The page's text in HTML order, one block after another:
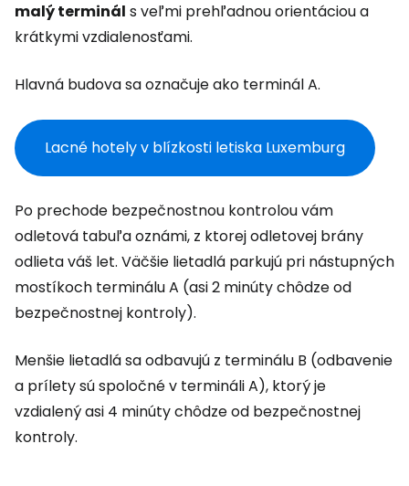
malý terminál s veľmi prehľadnou orientáciou a
krátkymi vzdialenosťami.
Hlavná budova sa označuje ako terminál A.
Lacné hotely v blízkosti letiska Luxemburg
Po prechode bezpečnostnou kontrolou vám
odletová tabuľa oznámi, z ktorej odletovej brány
odlieta váš let. Väčšie lietadlá parkujú pri nástupných
mostíkoch terminálu A (asi 2 minúty chôdze od
bezpečnostnej kontroly).
Menšie lietadlá sa odbavujú z terminálu B (odbavenie
a prílety sú spoločné v termináli A), ktorý je
vzdialený asi 4 minúty chôdze od bezpečnostnej
kontroly.